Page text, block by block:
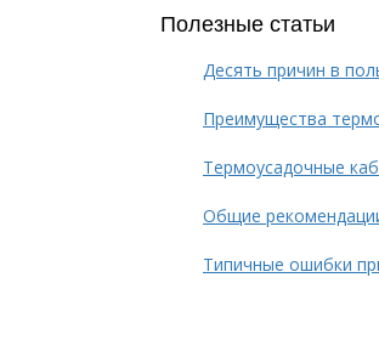
Полезные статьи
Десять причин в
Преимущества
Термоусадочные
Общие
Типичные ошибки